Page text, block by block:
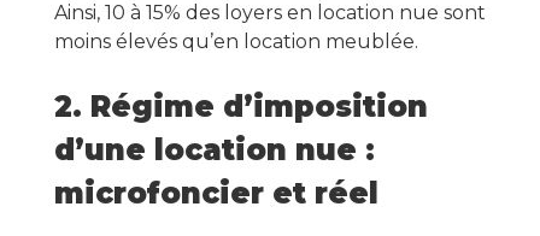
Ainsi, 10 à 15% des loyers en location nue sont
moins élevés qu’en location meublée.
2. Régime d’imposition
d’une location nue :
microfoncier et réel